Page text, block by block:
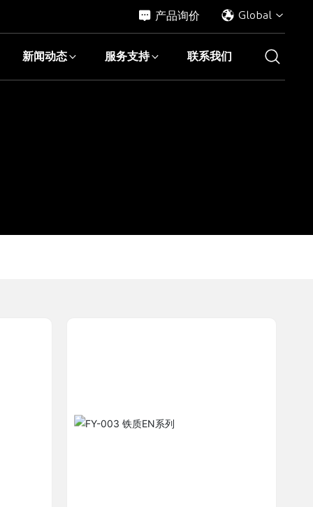
产品询价 Global
新闻动态 服务支持 联系我们